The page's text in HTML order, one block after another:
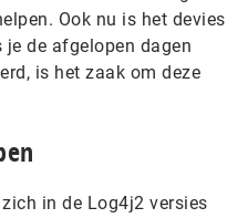
Ook nu is het devies
je de afgelopen dagen
is het zaak om deze
in de Log4j2 versies